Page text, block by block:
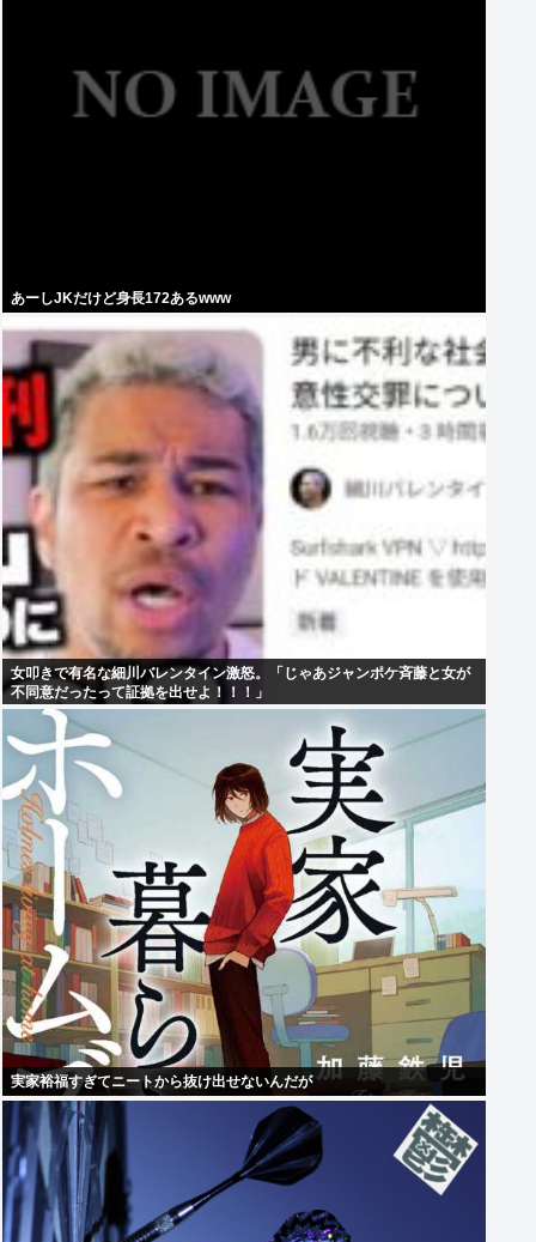
あーしJKだけど身長172あるwww
女叩きで有名な細川バレンタイン激怒。「じゃあジャンポケ斉藤と女が
不同意だったって証拠を出せよ！！！」
実家裕福すぎてニートから抜け出せないんだが